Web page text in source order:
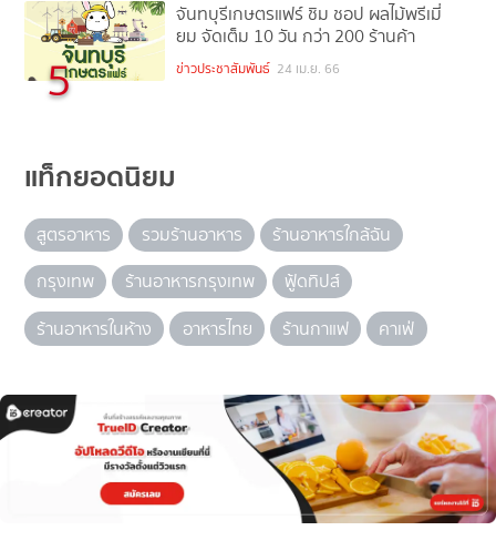
5
จันทบุรีเกษตรแฟร์ ชิม ชอป ผลไม้พรีเมี่
ยม จัดเต็ม 10 วัน กว่า 200 ร้านค้า
ข่าวประชาสัมพันธ์ 24 เม.ย. 66
แท็กยอดนิยม
สูตรอาหาร รวมร้านอาหาร
ร้านอาหารใกล้ฉัน
กรุงเทพ
ร้านอาหารกรุงเทพ
ฟู้ดทิปส์
ร้านอาหารในห้าง
อาหารไทย ร้านกาแฟ คาเฟ่